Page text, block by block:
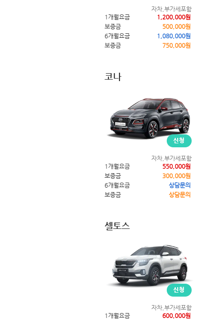
자차,부가세포함
1개월요금
1,200,000원
보증금
500,000원
6개월요금
1,080,000원
보증금
750,000원
코나
자차,부가세포함
1개월요금
550,000원
보증금
300,000원
6개월요금
상담문의
보증금
상담문의
셀토스
자차,부가세포함
1개월요금
600,000원